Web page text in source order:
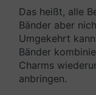
Das heißt, alle
Bänder aber
Umgekehrt
Bänder
Charms
anbringen.